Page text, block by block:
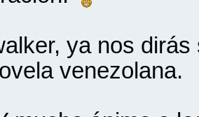
ya nos
venezolana.